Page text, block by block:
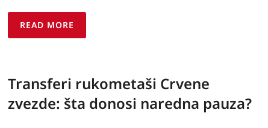
READ MORE
Transferi rukometaši Crvene
zvezde: šta donosi naredna pauza?